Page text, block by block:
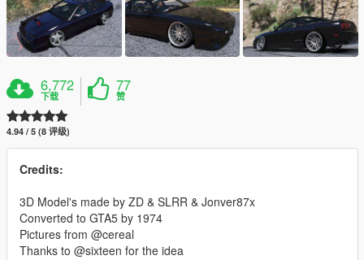
6,772
下载
77
赞
4.94 / 5 (8 评级)
Credits:
3D Model's made by ZD & SLRR & Jonver87x
Converted to GTA5 by 1974
Pictures from @cereal
Thanks to @sixteen for the idea